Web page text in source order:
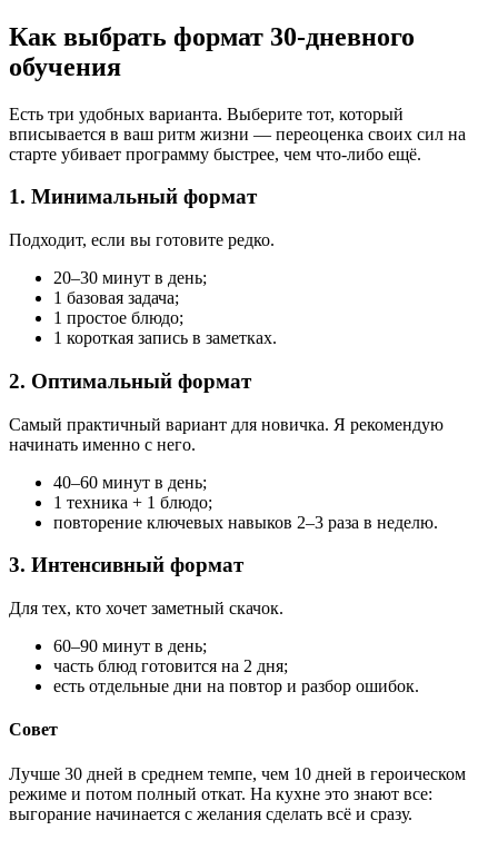
Как выбрать формат 30-дневного
обучения
Есть три удобных варианта. Выберите тот, который
вписывается в ваш ритм жизни — переоценка своих сил на
старте убивает программу быстрее, чем что-либо ещё.
1. Минимальный формат
Подходит, если вы готовите редко.
20–30 минут в день;
1 базовая задача;
1 простое блюдо;
1 короткая запись в заметках.
2. Оптимальный формат
Самый практичный вариант для новичка. Я рекомендую
начинать именно с него.
40–60 минут в день;
1 техника + 1 блюдо;
повторение ключевых навыков 2–3 раза в неделю.
3. Интенсивный формат
Для тех, кто хочет заметный скачок.
60–90 минут в день;
часть блюд готовится на 2 дня;
есть отдельные дни на повтор и разбор ошибок.
Совет
Лучше 30 дней в среднем темпе, чем 10 дней в героическом
режиме и потом полный откат. На кухне это знают все:
выгорание начинается с желания сделать всё и сразу.